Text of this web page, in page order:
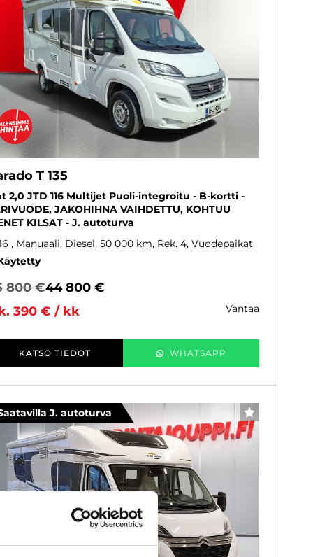
T 135
2,0 JTD 116 Multijet Puoli-integroitu - B-kortti -
JAKOHIHNA VAIHDETTU, KOHTUU
KILSAT - J. autoturva
, Manuaali, Diesel, 50 000 km, Rek. 4, Vuodepaikat
800 €44 800 €
390 € / kk
vantaa
KATSO TIEDOT WHATSAPP
J. autoturva SUOSIKKI